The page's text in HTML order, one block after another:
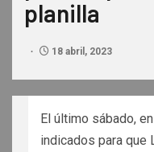
planilla
18 abril, 2023
El último sábado,
indicados para que